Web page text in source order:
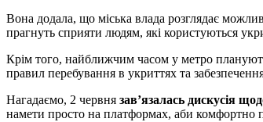
Вона додала, що міська влада розглядає
прагнуть сприяти людям, які користуються
Крім того, найближчим часом у метро
правил перебування в укриттях та
Нагадаємо, 2 червня зав’язалась дискусія
намети просто на платформах, аби комфортно